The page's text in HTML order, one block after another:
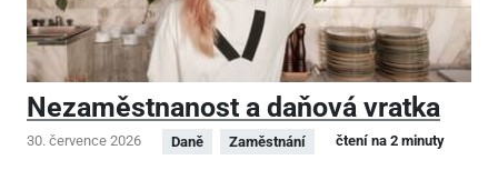
Nezaměstnanost a daňová vratka
30. července 2026 Daně Zaměstnání čtení na 2 minuty